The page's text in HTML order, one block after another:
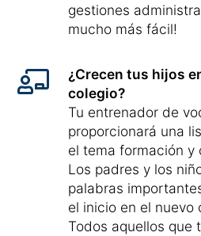
gestiones
mucho más fácil!
¿Crecen tus hijos
colegio?
Tu entrenador de
proporcionará una
el tema formación y
Los padres y los
palabras
el inicio en el nuevo
Todos aquellos que